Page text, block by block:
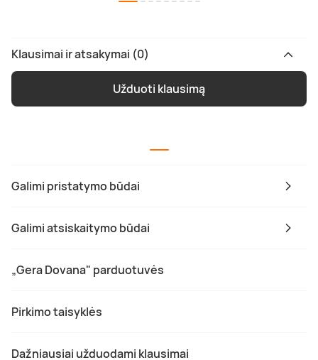
Galimi pristatymo būdai
Galimi atsiskaitymo būdai
„Gera Dovana" parduotuvės
Pirkimo taisyklės
Dažniausiai užduodami klausimai
Klausimai ir atsakymai (0)
Užduoti klausimą